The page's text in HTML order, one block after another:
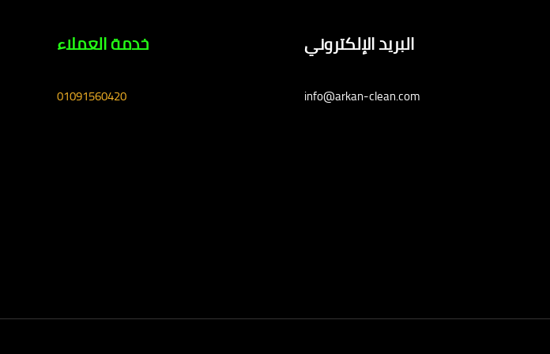
البريد الإلكتروني
info@arkan-clean.com
خدمة العملاء
01091560420